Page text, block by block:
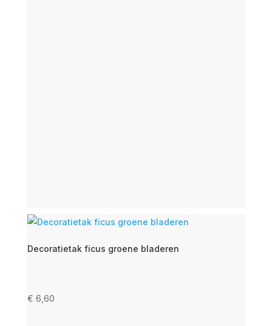
Decoratietak ficus groene bladeren
€ 6,60